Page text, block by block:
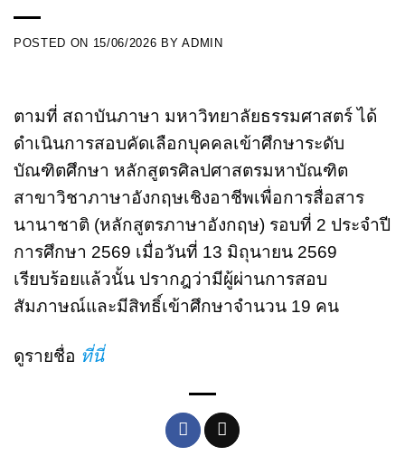
POSTED ON 15/06/2026 BYADMIN
ตามที่ สถาบันภาษา มหาวิทยาลัยธรรมศาสตร์ ได้
ดําเนินการสอบคัดเลือกบุคคลเข้าศึกษาระดับ
บัณฑิตศึกษา หลักสูตรศิลปศาสตรมหาบัณฑิต
สาขาวิชาภาษาอังกฤษเชิงอาชีพเพื่อการสื่อสาร
นานาชาติ (หลักสูตรภาษาอังกฤษ) รอบที่ 2 ประจําปี
การศึกษา 2569 เมื่อวันที่ 13 มิถุนายน 2569
เรียบร้อยแล้วนั้น ปรากฎว่ามีผู้ผ่านการสอบ
สัมภาษณ์และมีสิทธิ์เข้าศึกษาจำนวน 19 คน
ดูรายชื่อ ที่นี่